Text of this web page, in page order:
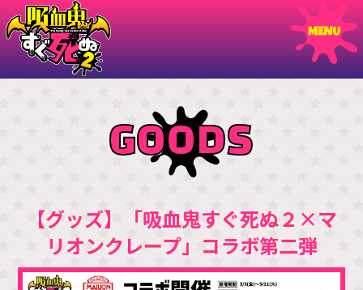
GOODS
【グッズ】「吸血鬼すぐ死ぬ２×マ
リオンクレープ」コラボ第二弾